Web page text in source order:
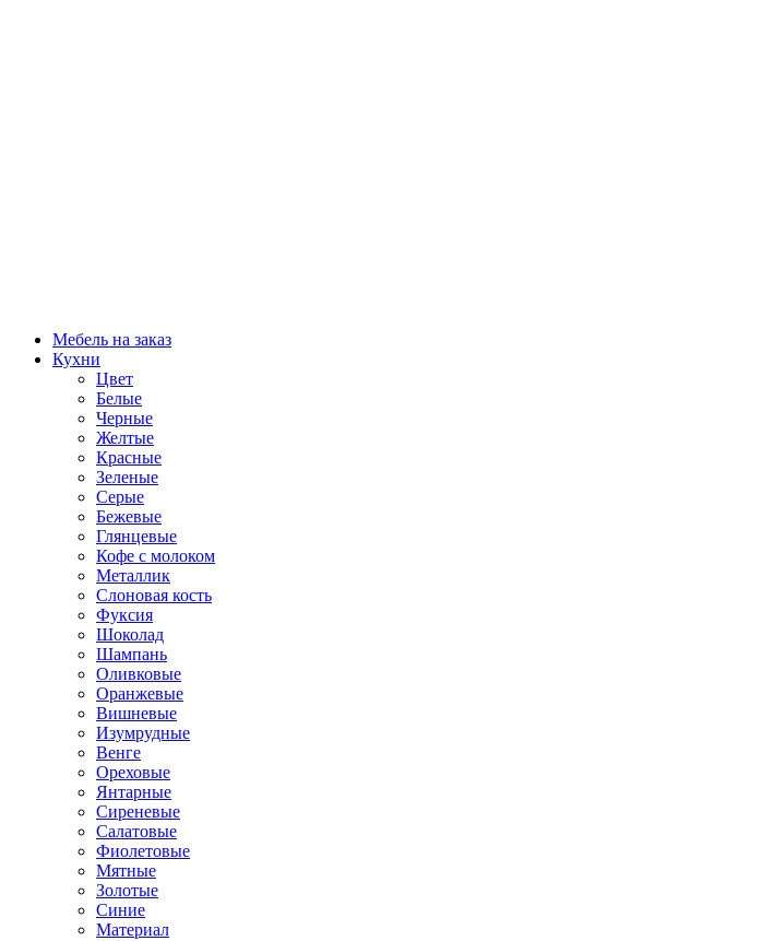
Мебель на заказ
Кухни
Цвет
Белые
Черные
Желтые
Красные
Зеленые
Серые
Бежевые
Глянцевые
Кофе с молоком
Металлик
Слоновая кость
Фуксия
Шоколад
Шампань
Оливковые
Оранжевые
Вишневые
Изумрудные
Венге
Ореховые
Янтарные
Сиреневые
Салатовые
Фиолетовые
Мятные
Золотые
Синие
Материал